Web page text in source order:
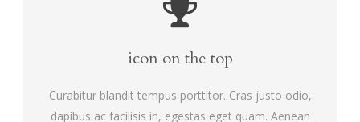
icon on the top
Curabitur blandit tempus porttitor. Cras justo odio,
dapibus ac facilisis in, egestas eget quam. Aenean